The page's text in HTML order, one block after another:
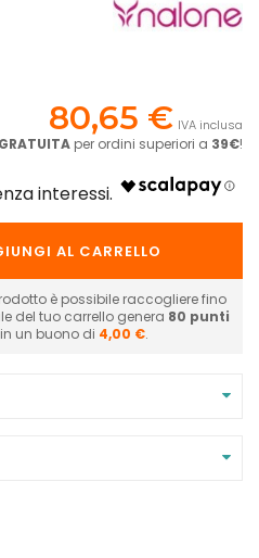
80,65 € IVA inclusa
per ordini superiori a 39€!
AL CARRELLO
è possibile raccogliere fino
del tuo carrello genera 80 punti
un buono di 4,00 €.